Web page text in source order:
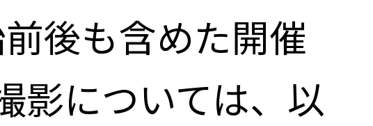
後も含めた開催
影については、以